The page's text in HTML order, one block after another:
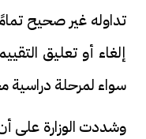
تداوله غير صحيح
إلغاء أو تعليق
سواء لمرحلة
وشددت الوزارة على